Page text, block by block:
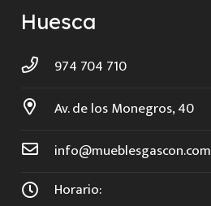
Huesca
974 704 710
Av. de los Monegros, 40
info@mueblesgascon.com
Horario: